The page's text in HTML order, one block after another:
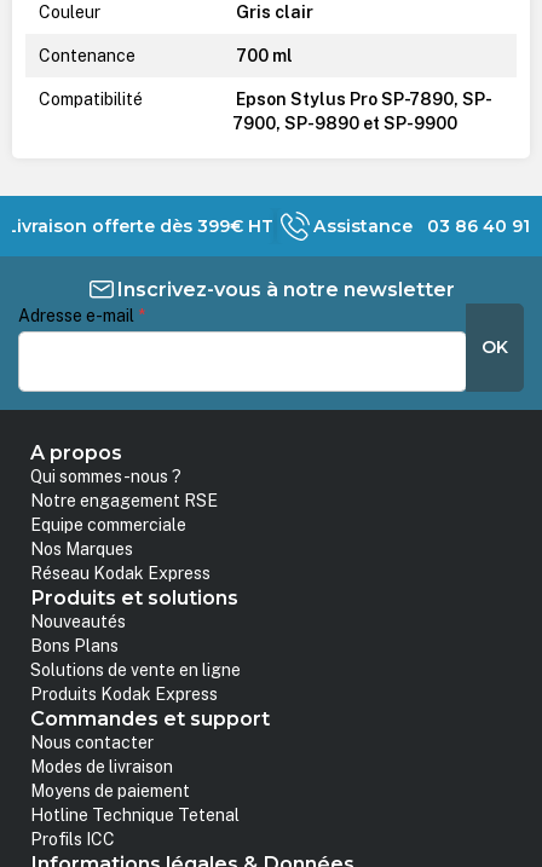
Couleur Gris clair
Contenance 700 ml
Compatibilité
Epson Stylus Pro SP-7890, SP-
7900, SP-9890 et SP-9900
Livraison offerte dès 399€ HT Assistance 03 86 40 91
Inscrivez-vous à notre newsletter
Adresse e-mail *
OK
A propos
Qui sommes-nous ?
Notre engagement RSE
Equipe commerciale
Nos Marques
Réseau Kodak Express
Produits et solutions
Nouveautés
Bons Plans
Solutions de vente en ligne
Produits Kodak Express
Commandes et support
Nous contacter
Modes de livraison
Moyens de paiement
Hotline Technique Tetenal
Profils ICC